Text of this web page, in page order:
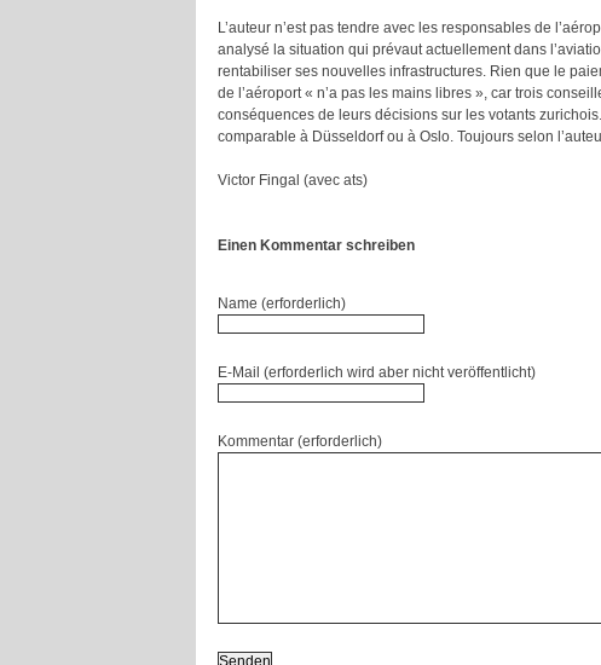
L’auteur n’est pas tendre avec les responsables de
analysé la situation qui prévaut actuellement dans
rentabiliser ses nouvelles infrastructures. Rien que le
de l’aéroport « n’a pas les mains libres », car trois
conséquences de leurs décisions sur les votants
comparable à Düsseldorf ou à Oslo. Toujours selon
Victor Fingal (avec ats)
Einen Kommentar schreiben
Name (erforderlich)
E-Mail (erforderlich wird aber nicht veröffentlicht)
Kommentar (erforderlich)